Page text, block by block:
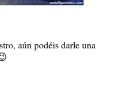
aún podéis darle una